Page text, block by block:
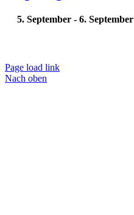
5. September - 6. September
Page load link
Nach oben